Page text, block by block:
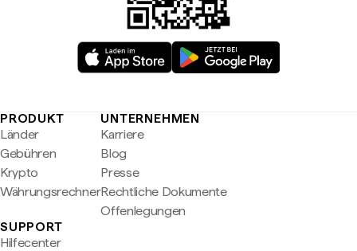
PRODUKT
Länder
Gebühren
Krypto
Währungsrechner
UNTERNEHMEN
Karriere
Blog
Presse
Rechtliche Dokumente
Offenlegungen
SUPPORT
Hilfecenter